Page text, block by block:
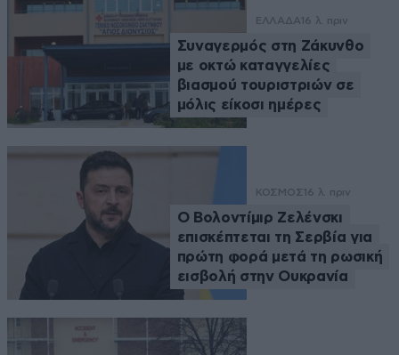
ΕΛΛΑΔΑ 16 λ. πριν
Συναγερμός στη Ζάκυνθο
με οκτώ καταγγελίες
βιασμού τουριστριών σε
μόλις είκοσι ημέρες
ΚΟΣΜΟΣ 16 λ. πριν
Ο Βολοντίμιρ Ζελένσκι
επισκέπτεται τη Σερβία για
πρώτη φορά μετά τη ρωσική
εισβολή στην Ουκρανία